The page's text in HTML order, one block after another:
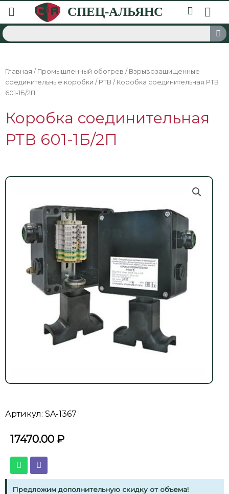
Главная / Промышленный обогрев / Взрывозащищенные
соединительные коробки / РТВ / Коробка соединительная РТВ
601-1Б/2П
Коробка соединительная
РТВ 601-1Б/2П
Артикул: SA-1367
17470.00 ₽
Предложим дополнительную скидку от объема!